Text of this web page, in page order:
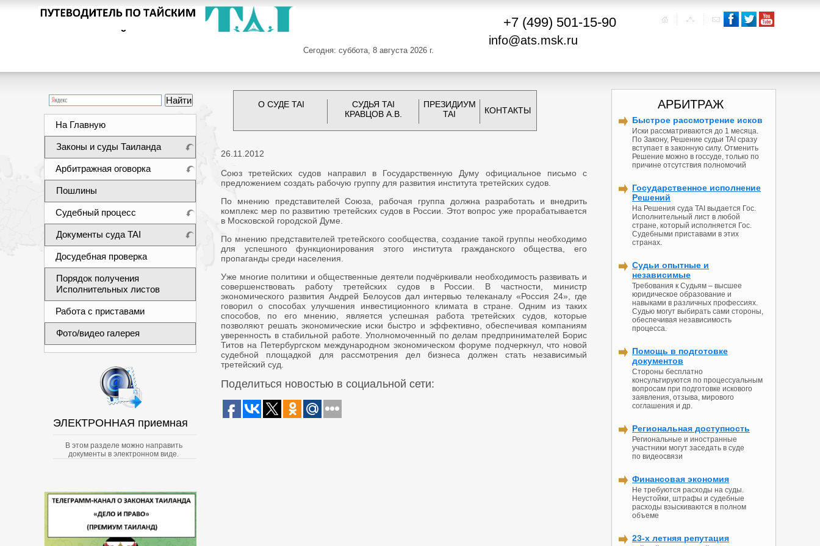
+7 (499) 501-15-90
info@ats.msk.ru
Сегодня: суббота, 8 августа 2026 г.
На Главную
Законы и суды Таиланда
Арбитражная оговорка
Пошлины
Судебный процесс
Документы суда TAI
Досудебная проверка
Порядок получения
Исполнительных листов
Работа с приставами
Фото/видео галерея
ЭЛЕКТРОННАЯ приемная
В этом разделе можно направить
документы в электронном виде.
О СУДЕ TAI
СУДЬЯ TAI
КРАВЦОВ А.В.
ПРЕЗИДИУМ
TAI
КОНТАКТЫ АРБИТРАЖ
Быстрое рассмотрение исков
Иски рассматриваются до 1 месяца.
По Закону, Решение судьи TAI сразу
вступает в законную силу. Отменить
Решение можно в госсуде, только по
причине отсутствия полномочий
Государственное исполнение
Решений
На Решения суда TAI выдается Гос.
Исполнительный лист в любой
стране, который исполняется Гос.
Судебными приставами в этих
странах.
Судьи опытные и
независимые
Требования к Судьям – высшее
юридическое образование и
навыками в различных профессиях.
Судью могут выбирать сами стороны,
обеспечивая независимость
процесса.
Помощь в подготовке
документов
Стороны бесплатно
консультируются по процессуальным
вопросам при подготовке искового
заявления, отзыва, мирового
соглашения и др.
Региональная доступность
Региональные и иностранные
участники могут заседать в суде
по видеосвязи
Финансовая экономия
Не требуются расходы на суды.
Неустойки, штрафы и судебные
расходы взыскиваются в полном
объеме
23-х летняя репутация
26.11.2012
Союз третейских судов направил в Государственную Думу официальное письмо с
предложением создать рабочую группу для развития института третейских судов.
По мнению представителей Союза, рабочая группа должна разработать и внедрить
комплекс мер по развитию третейских судов в России. Этот вопрос уже прорабатывается
в Московской городской Думе.
По мнению представителей третейского сообщества, создание такой группы необходимо
для успешного функционирования этого института гражданского общества, его
пропаганды среди населения.
Уже многие политики и общественные деятели подчёркивали необходимость развивать и
совершенствовать работу третейских судов в России. В частности, министр
экономического развития Андрей Белоусов дал интервью телеканалу «Россия 24», где
говорил о способах улучшения инвестиционного климата в стране. Одним из таких
способов, по его мнению, является успешная работа третейских судов, которые
позволяют решать экономические иски быстро и эффективно, обеспечивая компаниям
уверенность в стабильной работе. Уполномоченный по делам предпринимателей Борис
Титов на Петербургском международном экономическом форуме подчеркнул, что новой
судебной площадкой для рассмотрения дел бизнеса должен стать независимый
третейский суд.
Поделиться новостью в социальной сети: